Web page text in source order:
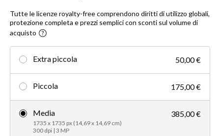
Tutte le licenze royalty-free comprendono diritti di utilizzo globali,
protezione completa e prezzi semplici con sconti sul volume di
acquisto
Extra piccola 50,00 €
Piccola 175,00 €
Media
1735 x 1735 px (14,69 x 14,69 cm)
300 dpi | 3 MP
385,00 €